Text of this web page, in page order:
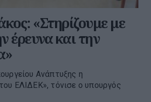
«Στηρίζουμε με
έρευνα και την
Ανάπτυξης η
ΕΛΙΔΕΚ», τόνισε ο υπουργός